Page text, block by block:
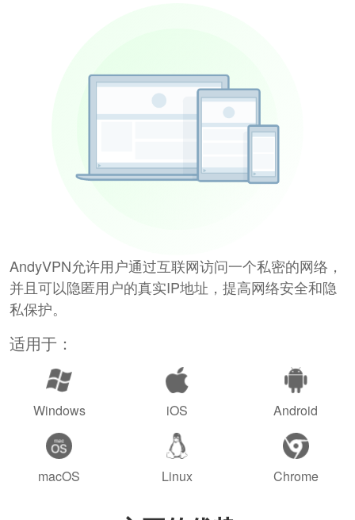
AndyVPN允许用户通过互联网访问一个私密的网络，
并且可以隐匿用户的真实IP地址，提高网络安全和隐
私保护。
适用于：
Windows iOS Android
macOS Linux Chrome